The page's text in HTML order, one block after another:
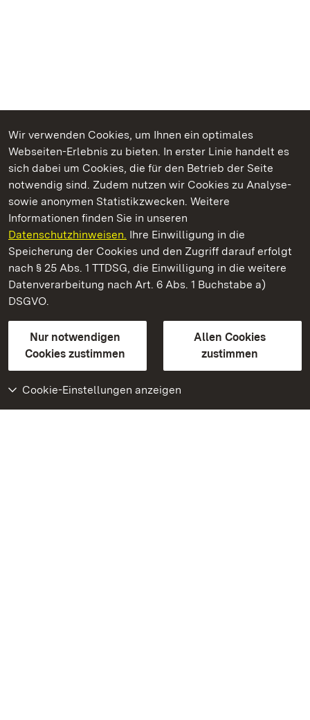
Wir verwenden Cookies, um Ihnen ein optimales
Webseiten-Erlebnis zu bieten. In erster Linie handelt es
sich dabei um Cookies, die für den Betrieb der Seite
notwendig sind. Zudem nutzen wir Cookies zu Analyse-
sowie anonymen Statistikzwecken. Weitere
Informationen finden Sie in unseren
Datenschutzhinweisen. Ihre Einwilligung in die
Speicherung der Cookies und den Zugriff darauf erfolgt
nach § 25 Abs. 1 TTDSG, die Einwilligung in die weitere
Datenverarbeitung nach Art. 6 Abs. 1 Buchstabe a)
DSGVO.
Nur notwendigen
Cookies zustimmen
Allen Cookies
zustimmen
Cookie-Einstellungen anzeigen
Kommen. Staunen. Genießen.
Residenzschloss Ludwigsburg
Staatliche Schlösser und Gärten Baden-Württemberg
Kontakt
GebärdenspracheLeichte Sprache
Erklärung zur Barrierefreiheit
BITV-konform (geprüfte Seiten)
Weiteres